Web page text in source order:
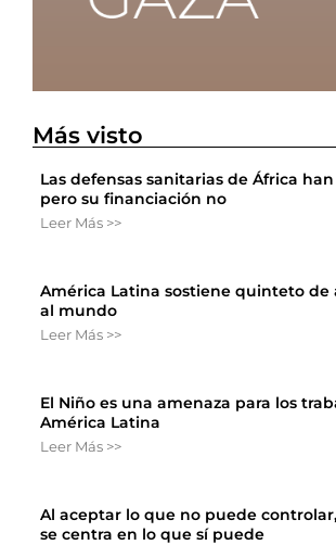
Más visto
Las defensas sanitarias de África
pero su financiación no
Leer Más >>
América Latina sostiene quinteto de
al mundo
Leer Más >>
El Niño es una amenaza para los
América Latina
Leer Más >>
Al aceptar lo que no puede
se centra en lo que sí puede